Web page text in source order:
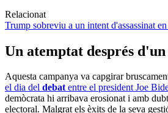
Relacionat
Trump sobreviu a un intent d'assassinat
Un atemptat després
Aquesta campanya va capgirar
el dia del debatentre el president Joe
demòcrata hi arribava erosionat i amb
electoral. Malgrat els èxits de la seva